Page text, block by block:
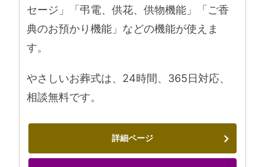
セージ」「弔電、供花、供物機能」「ご香
典のお預かり機能」などの機能が使えま
す。
やさしいお葬式は、24時間、365日対応、
相談無料です。
詳細ページ